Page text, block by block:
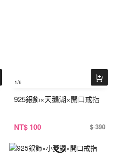
1/6
925銀飾×天鵝湖×開口戒指
NT$ 100 $ 390